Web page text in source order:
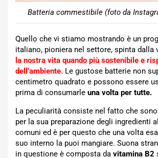
Batteria commestibile (foto da
Quello che vi stiamo mostrando è un
italiano, pioniera nel settore, spinta dalla
la nostra vita quando più sostenibile e
dell’ambiente. Le gustose batterie non
centimetro quadrato e possono essere
prima di consumarle una volta per tutte.
La peculiarità consiste nel fatto che
per la sua preparazione degli ingredienti
comuni ed è per questo che una volta
suo interno la puoi mangiare. Suona
in questione è composta da vitamina B2